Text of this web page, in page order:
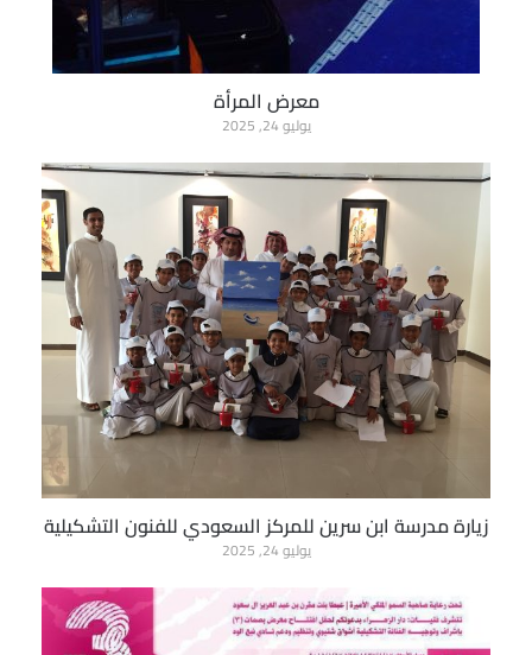
معرض المرأة
يوليو 24, 2025
زيارة مدرسة ابن سرين للمركز السعودي للفنون التشكيلية
يوليو 24, 2025